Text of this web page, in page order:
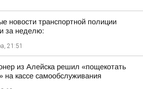
новости транспортной полиции
за неделю:
21:51
из Алейска решил «пощекотать
на кассе самообслуживания